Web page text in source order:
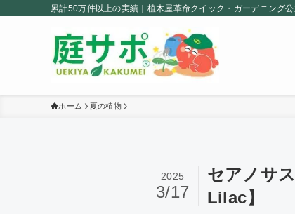
累計50万件以上の実績｜植木屋革命クイック・ガーデニング
ホーム 夏の植物
セアノサ
Lilac】
2025
3/17